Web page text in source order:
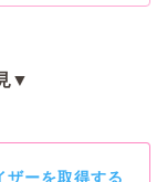
▼
ザーを取得する